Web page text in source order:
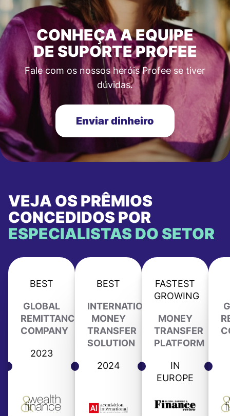
CONHEÇA A EQUIPE
DE SUPORTE PROFEE
Fale com os nossos heróis Profee se tiver
dúvidas.
Enviar dinheiro
VEJA OS PRÊMIOS
CONCEDIDOS POR
ESPECIALISTAS DO SETOR
BEST
GLOBAL
REMITTANCE
COMPANY
2023
BEST
INTERNATIONAL
MONEY
TRANSFER
SOLUTION
2024
FASTEST
GROWING
MONEY
TRANSFER
PLATFORM
IN
EUROPE